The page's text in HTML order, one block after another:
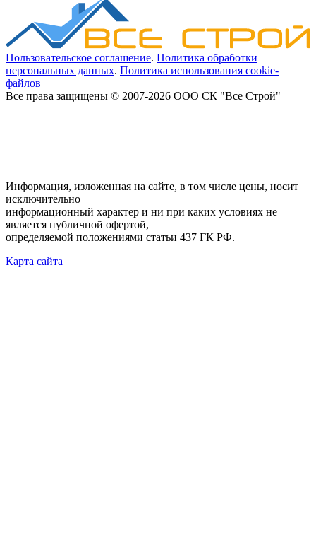
Пользовательское соглашение. Политика обработки
персональных данных. Политика использования cookie-
файлов
Все права защищены © 2007-2026 ООО СК "Все Строй"
Информация, изложенная на сайте, в том числе цены, носит
исключительно
информационный характер и ни при каких условиях не
является публичной офертой,
определяемой положениями статьи 437 ГК РФ.
Карта сайта